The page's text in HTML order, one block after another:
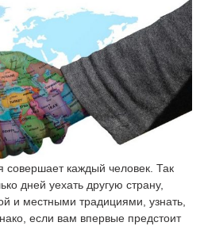
каждый человек. Так
дней уехать другую страну,
и местными традициями, узнать,
если вам впервые предстоит